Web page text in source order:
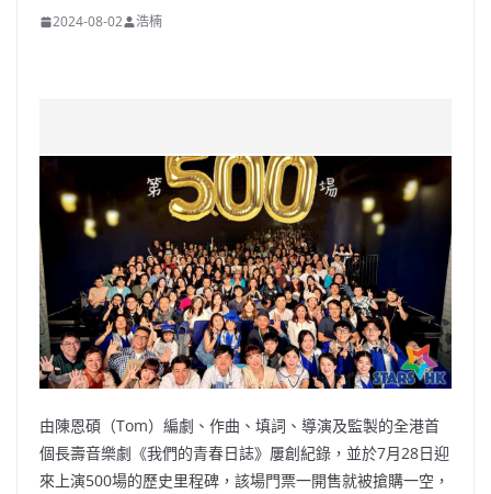
2024-08-02 浩楠
由陳恩碩（Tom）編劇、作曲、填詞、導演及監製的全港首
個長壽音樂劇《我們的青春日誌》屢創紀錄，並於7月28日迎
來上演500場的歷史里程碑，該場門票一開售就被搶購一空，